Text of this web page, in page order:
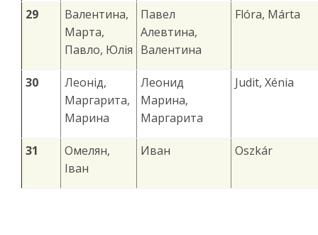
29
Валентина,
Марта,
Павло, Юлія
Павел
Алевтина,
Валентина
Flóra, Márta
30
Леонід,
Маргарита,
Марина
Леонид
Марина,
Маргарита
Judit, Xénia
31
Омелян,
Іван
Иван Oszkár